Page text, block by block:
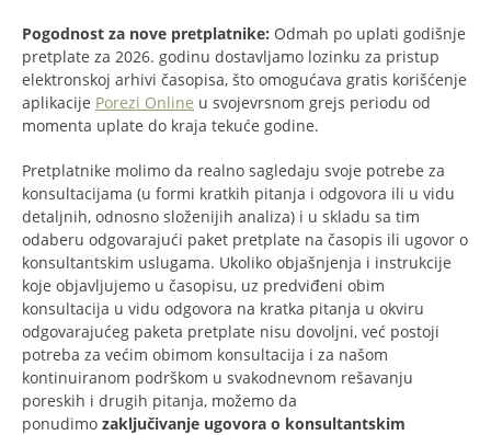
Pogodnost za nove pretplatnike: Odmah po uplati godišnje
pretplate za 2026. godinu dostavljamo lozinku za pristup
elektronskoj arhivi časopisa, što omogućava gratis korišćenje
aplikacije Porezi Online u svojevrsnom grejs periodu od
momenta uplate do kraja tekuće godine.
Pretplatnike molimo da realno sagledaju svoje potrebe za
konsultacijama (u formi kratkih pitanja i odgovora ili u vidu
detaljnih, odnosno složenijih analiza) i u skladu sa tim
odaberu odgovarajući paket pretplate na časopis ili ugovor o
konsultantskim uslugama. Ukoliko objašnjenja i instrukcije
koje objavljujemo u časopisu, uz predviđeni obim
konsultacija u vidu odgovora na kratka pitanja u okviru
odgovarajućeg paketa pretplate nisu dovoljni, već postoji
potreba za većim obimom konsultacija i za našom
kontinuiranom podrškom u svakodnevnom rešavanju
poreskih i drugih pitanja, možemo da
ponudimo zaključivanje ugovora o konsultantskim